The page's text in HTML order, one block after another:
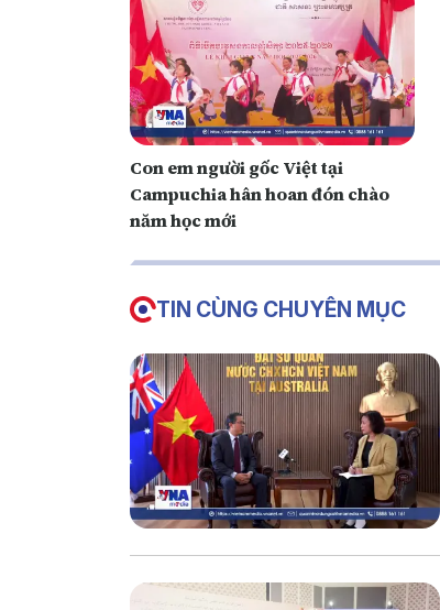
Con em người gốc Việt tại
Campuchia hân hoan đón chào
năm học mới
TIN CÙNG CHUYÊN MỤC